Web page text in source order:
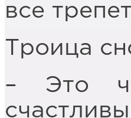
все
Троица
– Это